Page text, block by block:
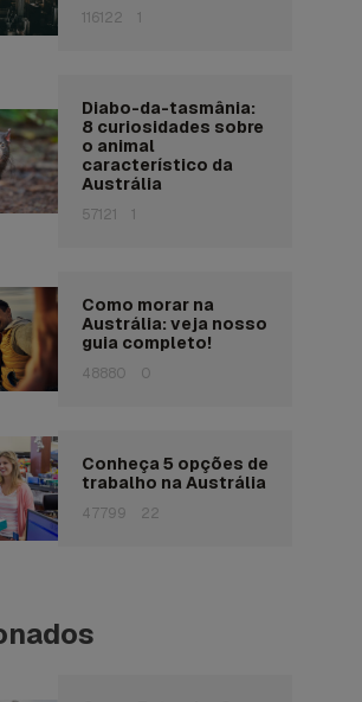
116122 1
Diabo-da-tasmânia:
8 curiosidades sobre
o animal
característico da
Austrália
57121 1
Como morar na
Austrália: veja nosso
guia completo!
48880 0
Conheça 5 opções de
trabalho na Austrália
47799 22